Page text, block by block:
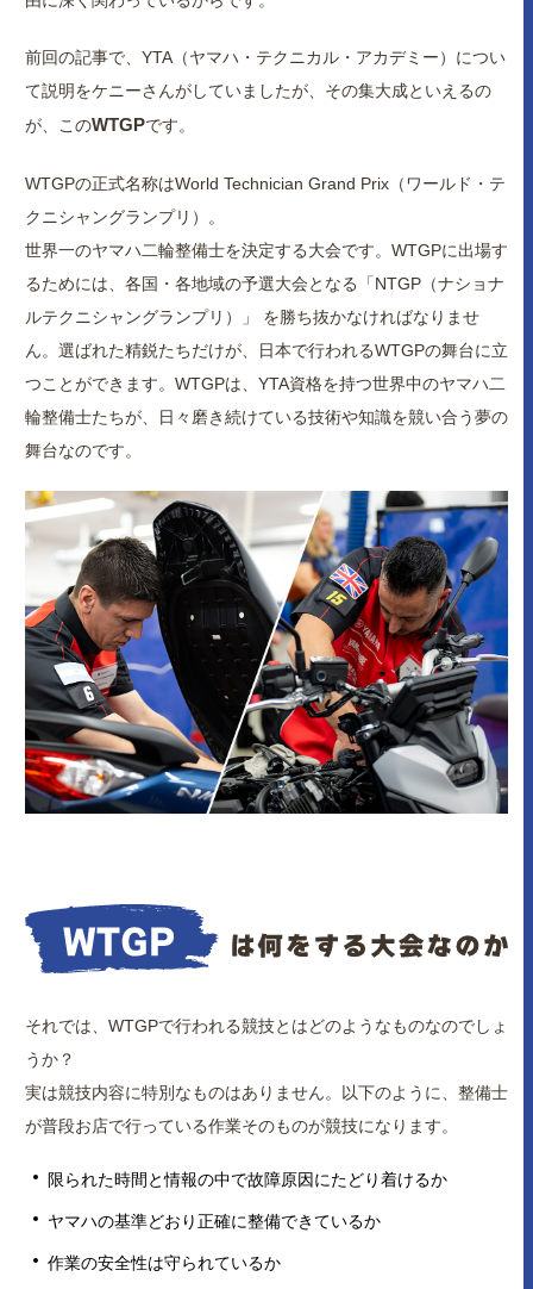
前回の記事で、YTA（ヤマハ・テクニカル・アカデミー）につい
て説明をケニーさんがしていましたが、その集大成といえるの
が、このWTGPです。
WTGPの正式名称はWorld Technician Grand Prix（ワールド・テ
クニシャングランプリ）。
世界一のヤマハ二輪整備士を決定する大会です。WTGPに出場す
るためには、各国・各地域の予選大会となる「NTGP（ナショナ
ルテクニシャングランプリ）」 を勝ち抜かなければなりませ
ん。選ばれた精鋭たちだけが、日本で行われるWTGPの舞台に立
つことができます。WTGPは、YTA資格を持つ世界中のヤマハ二
輪整備士たちが、日々磨き続けている技術や知識を競い合う夢の
舞台なのです。
それでは、WTGPで行われる競技とはどのようなものなのでしょ
うか？
実は競技内容に特別なものはありません。以下のように、整備士
が普段お店で行っている作業そのものが競技になります。
限られた時間と情報の中で故障原因にたどり着けるか
ヤマハの基準どおり正確に整備できているか
作業の安全性は守られているか